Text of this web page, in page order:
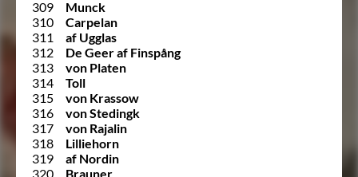
309
Munck
310
Carpelan
311
af Ugglas
312
De Geer af Finspång
313
von Platen
314
Toll
315
von Krassow
316
von Stedingk
317
von Rajalin
318
Lilliehorn
319
af Nordin
320
Brauner